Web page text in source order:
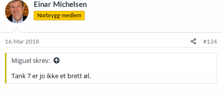
We ferment at 21 until we reach 7 Plato at which point we
temp up to 23 for the remainder of fermentation. Ending
Plato is 2.2.
Dry Hopping
Amarillo - .09 kg/bbl
Calypso - .034 kg/bbl
Einar Michelsen
Norbrygg-medlem
16 Mar 2018 #124
Miguel skrev:
Tank 7 er jo ikke et brett øl.